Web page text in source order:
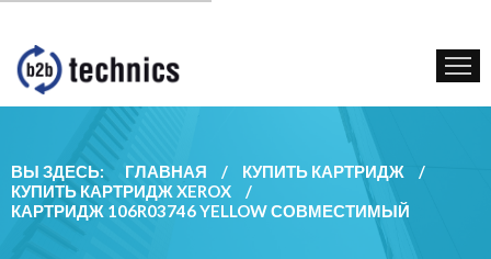
КУПИТЬ КАРТРИДЖ
ГОС. УЧРЕЖДЕНИЯМ
КОНТАКТЫ
ВЫ ЗДЕСЬ: ГЛАВНАЯ / КУПИТЬ КАРТРИДЖ
/
КУПИТЬ КАРТРИДЖ XEROX
/
КАРТРИДЖ 106R03746 YELLOW СОВМЕСТИМЫЙ